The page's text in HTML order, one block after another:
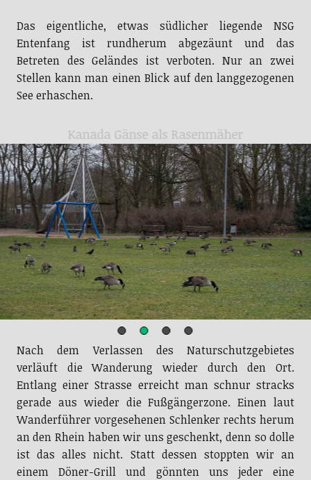
Das eigentliche, etwas südlicher liegende NSG
Entenfang ist rundherum abgezäunt und das
Betreten des Geländes ist verboten. Nur an zwei
Stellen kann man einen Blick auf den langgezogenen
See erhaschen.
Kanada Gänse als Rasenmäher
Nach dem Verlassen des Naturschutzgebietes
verläuft die Wanderung wieder durch den Ort.
Entlang einer Strasse erreicht man schnur stracks
gerade aus wieder die Fußgängerzone. Einen laut
Wanderführer vorgesehenen Schlenker rechts herum
an den Rhein haben wir uns geschenkt, denn so dolle
ist das alles nicht. Statt dessen stoppten wir an
einem Döner-Grill und gönnten uns jeder eine